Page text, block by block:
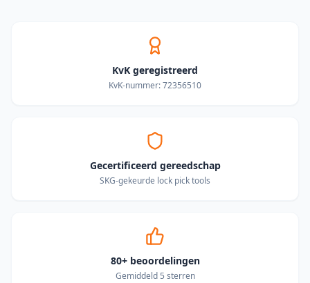
KvK geregistreerd
KvK-nummer: 72356510
Gecertificeerd gereedschap
SKG-gekeurde lock pick tools
80+ beoordelingen
Gemiddeld 5 sterren